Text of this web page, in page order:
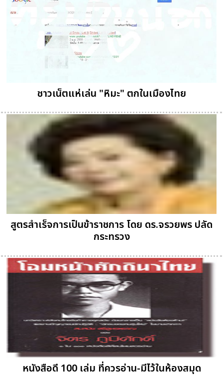
ชาวเน็ตแห่เล่น "หิมะ" ตกในเมืองไทย
สูตรสำเร็จการเป็นข้าราชการ โดย ดร.จรวยพร ปลัด
กระทรวง
หนังสือดี 100 เล่ม ที่ควรอ่าน-มีไว้ในห้องสมุด